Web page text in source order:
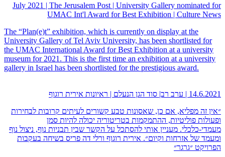
July 2021 | The Jerusalem Post | University Gallery nominated for
UMAC Int'l Award for Best Exhibition | Culture News
The “Plan(e)t” exhibition, which is currently on display at the
University Gallery of Tel Aviv University, has been shortlisted for
the UMAC International Award for Best Exhibition at a university
museum for 2021. This is the first time an exhibition at a university
gallery in Israel has been shortlisted for the prestigious award.
14.6.2021 | ערב רב| סוד הגן הנעלם | ראיונות אירית רוגוף
״אין זה מפליא, אם כן, שאסונות טבע קשורים לעיתים קרובות לבחירות
ופעולות פוליטיות, ההתמקמות בטריטוריה יכולה להיות סמן
מעמדי-כלכלי. מעניין אותי להסתכל על הקשר שבין תבניות נוף, ניצול נוף
ומעמד של אזרחות וקיום״. אירית רוגוף ורלי דה פריס בשיחה בעקבות
הפרויקט ״גרגר״